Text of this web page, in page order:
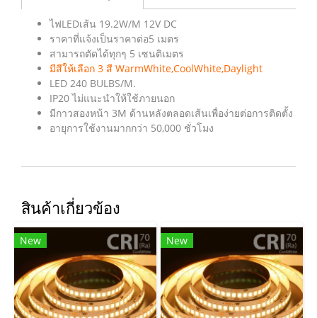
ไฟLEDเส้น 19.2W/M 12V DC
ราคาที่แจ้งเป็นราคาต่อ5 เมตร
สามารถตัดได้ทุกๆ 5 เซนติเมตร
มีสีให้เลือก 3 สี WarmWhite,CoolWhite,Daylight
LED 240 BULBS/M.
IP20 ไม่แนะนำให้ใช้ภายนอก
มีกาวสองหน้า 3M ด้านหลังตลอดเส้นเพื่อง่ายต่อการติดตั้ง
อายุการใช้งานมากกว่า 50,000 ชั่วโมง
สินค้าเกี่ยวข้อง
New New